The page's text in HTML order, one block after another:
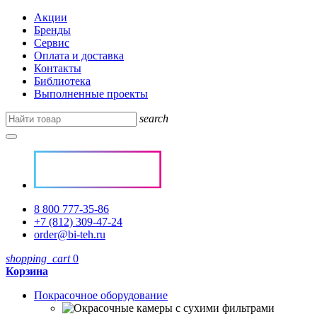
Акции
Бренды
Сервис
Оплата и доставка
Контакты
Библиотека
Выполненные проекты
search
8 800 777-35-86
+7 (812) 309-47-24
order@bi-teh.ru
shopping_cart 0
Корзина
Покрасочное оборудование